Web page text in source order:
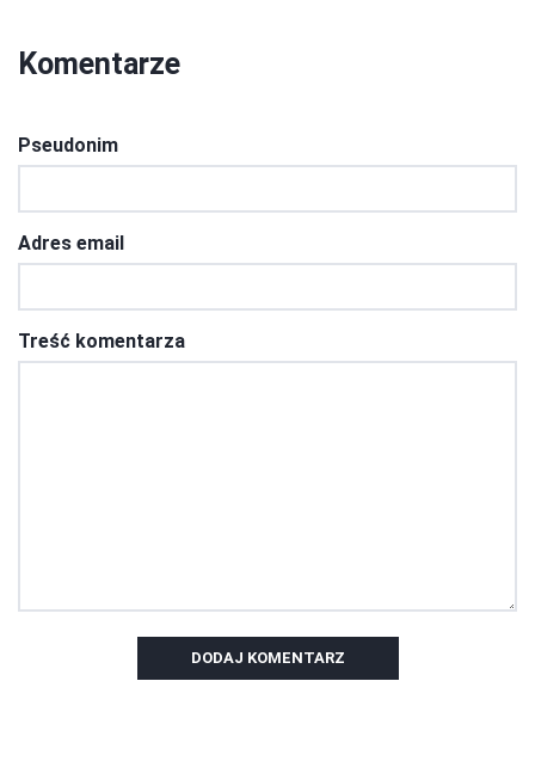
Komentarze
Pseudonim
Adres email
Treść komentarza
DODAJ KOMENTARZ